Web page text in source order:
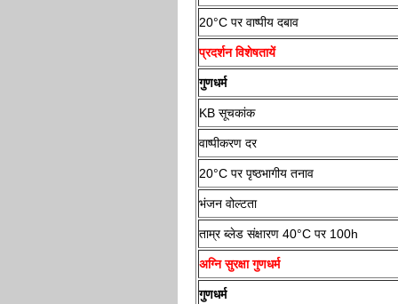
20°C पर वाष्पीय दबाव
प्रदर्शन विशेषतायें
गुणधर्म
KB सूचकांक
वाष्पीकरण दर
20°C पर पृष्ठभागीय तनाव
भंजन वोल्टता
ताम्र ब्लेड संक्षारण 40°C पर 100h
अग्नि सुरक्षा गुणधर्म
गुणधर्म